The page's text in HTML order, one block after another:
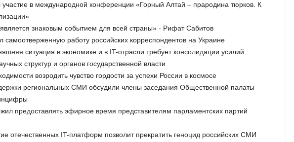
в международной конференции «Горный Алтай – прародина тюрков. К
знаковым событием для всей страны» - Рифат Сабитов
работу российских корреспондентов на Украине
ситуация в экономике и в IT-отрасли требует консолидации усилий
структур и органов государственной власти
возродить чувство гордости за успехи России в космосе
региональных СМИ обсудили члены заседания Общественной палаты
предоставлять эфирное время представителям парламентских партий
отечественных IT-платформ позволит прекратить геноцид российских СМИ